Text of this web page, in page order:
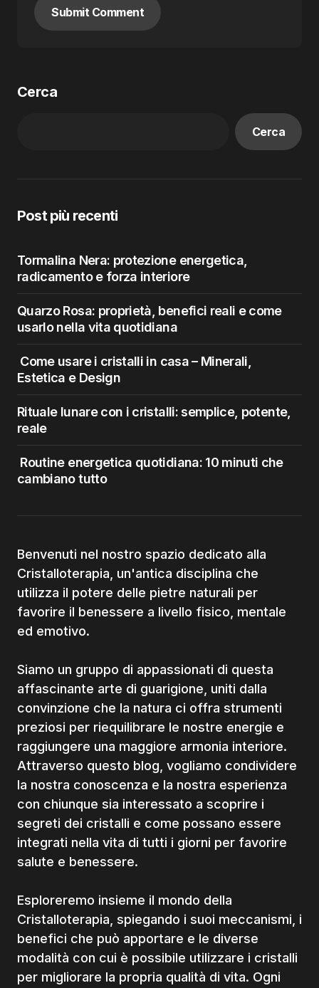
Submit Comment
Cerca
Cerca
Post più recenti
Tormalina Nera: protezione energetica,
radicamento e forza interiore
Quarzo Rosa: proprietà, benefici reali e come
usarlo nella vita quotidiana
Come usare i cristalli in casa – Minerali,
Estetica e Design
Rituale lunare con i cristalli: semplice, potente,
reale
Routine energetica quotidiana: 10 minuti che
cambiano tutto
Benvenuti nel nostro spazio dedicato alla
Cristalloterapia, un'antica disciplina che
utilizza il potere delle pietre naturali per
favorire il benessere a livello fisico, mentale
ed emotivo.
Siamo un gruppo di appassionati di questa
affascinante arte di guarigione, uniti dalla
convinzione che la natura ci offra strumenti
preziosi per riequilibrare le nostre energie e
raggiungere una maggiore armonia interiore.
Attraverso questo blog, vogliamo condividere
la nostra conoscenza e la nostra esperienza
con chiunque sia interessato a scoprire i
segreti dei cristalli e come possano essere
integrati nella vita di tutti i giorni per favorire
salute e benessere.
Esploreremo insieme il mondo della
Cristalloterapia, spiegando i suoi meccanismi, i
benefici che può apportare e le diverse
modalità con cui è possibile utilizzare i cristalli
per migliorare la propria qualità di vita. Ogni